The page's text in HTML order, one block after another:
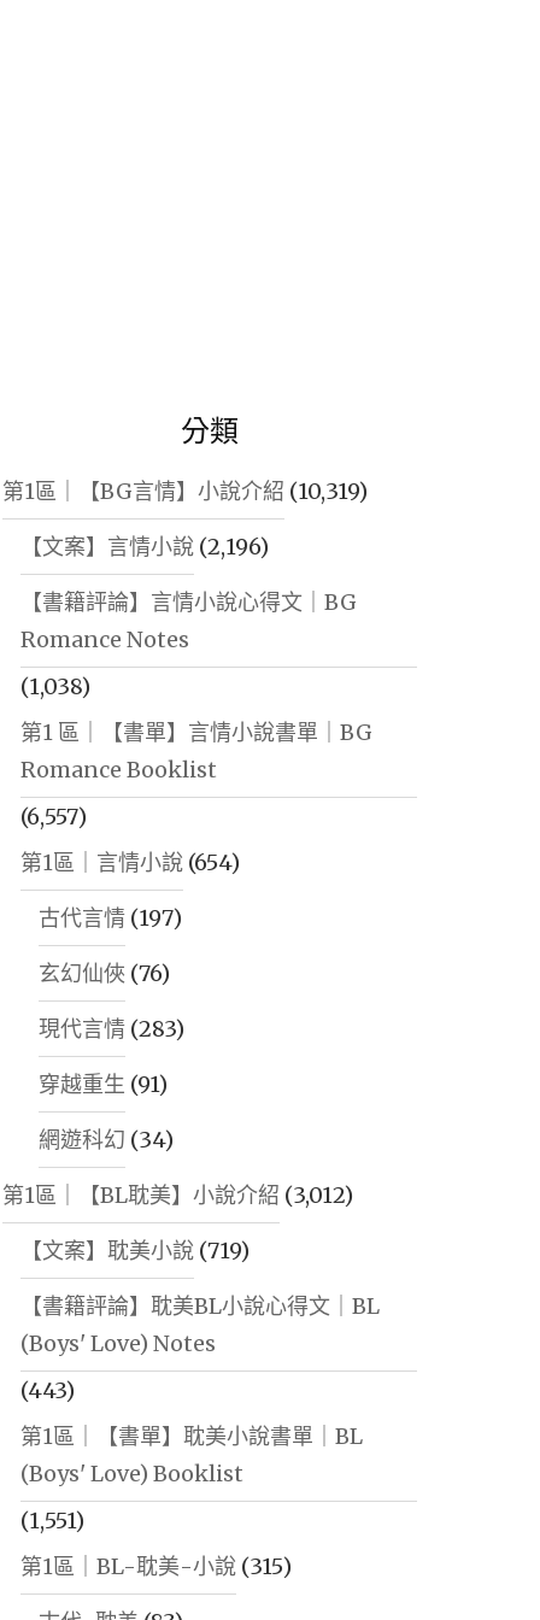
分類
第1區｜【BG言情】小說介紹 (10,319)
【文案】言情小說(2,196)
【書籍評論】言情小說心得文｜BG
Romance Notes
(1,038)
第1 區｜【書單】言情小說書單｜BG
Romance Booklist
(6,557)
第1區｜言情小說(654)
古代言情(197)
玄幻仙俠 (76)
現代言情(283)
穿越重生 (91)
網遊科幻 (34)
第1區｜【BL耽美】小說介紹 (3,012)
【文案】耽美小說(719)
【書籍評論】耽美BL小說心得文｜BL
(Boys' Love) Notes
(443)
第1區｜【書單】耽美小說書單｜BL
(Boys' Love) Booklist
(1,551)
第1區｜BL-耽美-小說(315)